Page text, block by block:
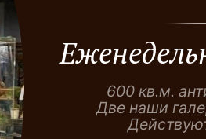
600 кв.м.
Две наши